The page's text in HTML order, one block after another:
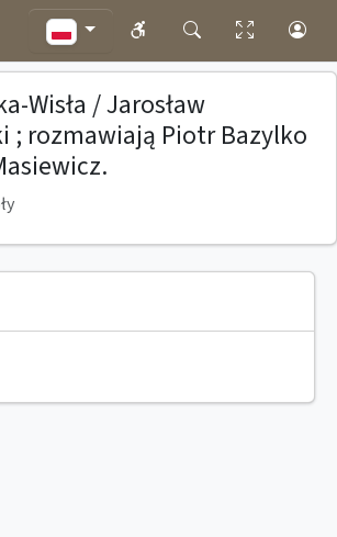
Wisła / Jarosław
; rozmawiają Piotr Bazylko